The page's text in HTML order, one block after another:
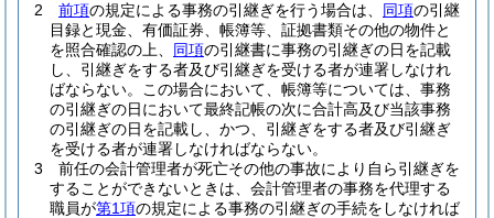
2
前項の規定による事務の引継ぎを行う場合は、 同項の引継
目録と現金、有価証券、帳簿等、証拠書類その他の物件と
を照合確認の上、 同項の引継書に事務の引継ぎの日を記載
し、引継ぎをする者及び引継ぎを受ける者が連署しなけれ
ばならない。
この場合において、帳簿等については、事務
の引継ぎの日において最終記帳の次に合計高及び当該事務
の引継ぎの日を記載し、かつ、引継ぎをする者及び引継ぎ
を受ける者が連署しなければならない。
3
前任の会計管理者が死亡その他の事故により自ら引継ぎを
することができないときは、会計管理者の事務を代理する
職員が第1項の規定による事務の引継ぎの手続をしなければ